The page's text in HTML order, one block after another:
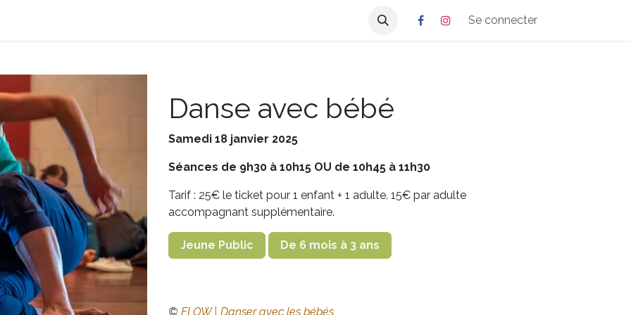
Se connecter
Danse avec bébé
Samedi 18 janvier 2025
Séances de 9h30 à 10h15 OU de 10h45 à 11h30
Tarif : 25€ le ticket pour 1 enfant + 1 adulte. 15€ par adulte
accompagnant supplémentaire.
Jeune Public De 6 mois à 3 ans
© FLOW | Danser avec les bébés